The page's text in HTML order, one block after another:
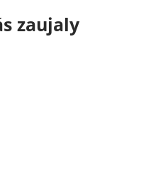
zaujaly